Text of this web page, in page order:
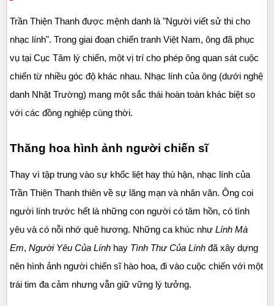
Trần Thiện Thanh được mệnh danh là "Người viết sử thi cho
nhạc lính". Trong giai đoạn chiến tranh Việt Nam, ông đã phục
vụ tại Cục Tâm lý chiến, một vị trí cho phép ông quan sát cuộc
chiến từ nhiều góc độ khác nhau. Nhạc lính của ông (dưới nghệ
danh Nhật Trường) mang một sắc thái hoàn toàn khác biệt so
với các đồng nghiệp cùng thời.
Thăng hoa hình ảnh người chiến sĩ
Thay vì tập trung vào sự khốc liệt hay thù hận, nhạc lính của
Trần Thiện Thanh thiên về sự lãng mạn và nhân văn. Ông coi
người lính trước hết là những con người có tâm hồn, có tình
yêu và có nỗi nhớ quê hương. Những ca khúc như Lính Mà
Em, Người Yêu Của Lính hay Tình Thư Của Lính đã xây dựng
nên hình ảnh người chiến sĩ hào hoa, đi vào cuộc chiến với một
trái tim đa cảm nhưng vẫn giữ vững lý tưởng.